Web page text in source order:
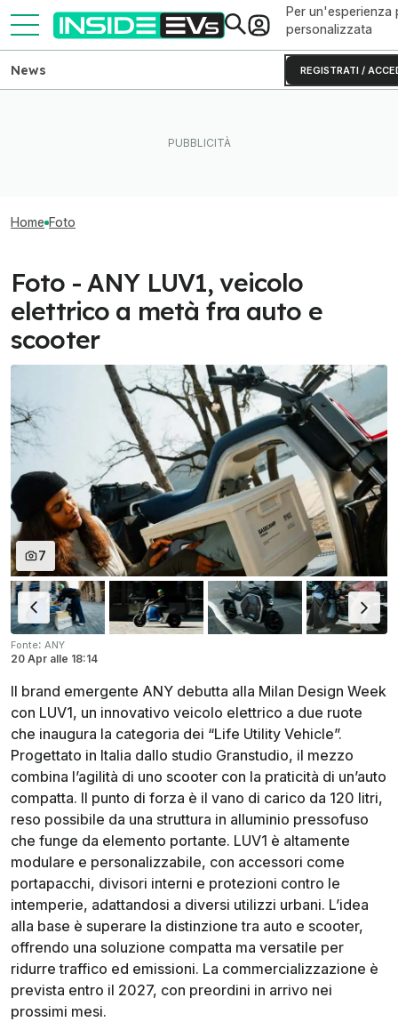
Per un'esperienza
personalizzata
REGISTRATI /
News
Home Foto
Foto - ANY LUV1, veicolo
elettrico a metà fra auto e
scooter
7
Fonte: ANY
20 Apr alle 18:14
Il brand emergente ANY debutta alla Milan Design Week
con LUV1, un innovativo veicolo elettrico a due ruote
che inaugura la categoria dei “Life Utility Vehicle”.
Progettato in Italia dallo studio Granstudio, il mezzo
combina l’agilità di uno scooter con la praticità di un’auto
compatta. Il punto di forza è il vano di carico da 120 litri,
reso possibile da una struttura in alluminio pressofuso
che funge da elemento portante. LUV1 è altamente
modulare e personalizzabile, con accessori come
portapacchi, divisori interni e protezioni contro le
intemperie, adattandosi a diversi utilizzi urbani. L’idea
alla base è superare la distinzione tra auto e scooter,
offrendo una soluzione compatta ma versatile per
ridurre traffico ed emissioni. La commercializzazione è
prevista entro il 2027, con preordini in arrivo nei
prossimi mesi.